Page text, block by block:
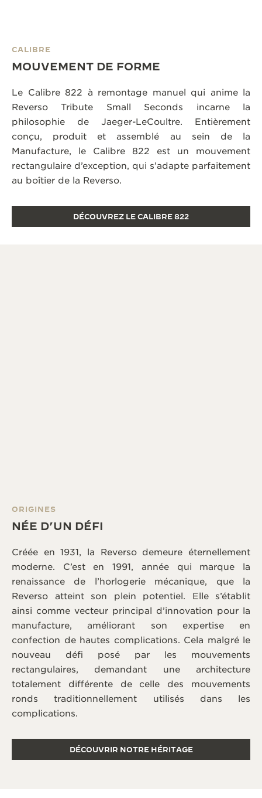
CALIBRE
MOUVEMENT DE FORME
Le Calibre 822 à remontage manuel qui anime la
Reverso Tribute Small Seconds incarne la
philosophie de Jaeger-LeCoultre. Entièrement
conçu, produit et assemblé au sein de la
Manufacture, le Calibre 822 est un mouvement
rectangulaire d’exception, qui s’adapte parfaitement
au boîtier de la Reverso.
DÉCOUVREZ LE CALIBRE 822
ORIGINES
NÉE D’UN DÉFI
Créée en 1931, la Reverso demeure éternellement
moderne. C’est en 1991, année qui marque la
renaissance de l’horlogerie mécanique, que la
Reverso atteint son plein potentiel. Elle s’établit
ainsi comme vecteur principal d’innovation pour la
manufacture, améliorant son expertise en
confection de hautes complications. Cela malgré le
nouveau défi posé par les mouvements
rectangulaires, demandant une architecture
totalement différente de celle des mouvements
ronds traditionnellement utilisés dans les
complications.
DÉCOUVRIR NOTRE HÉRITAGE